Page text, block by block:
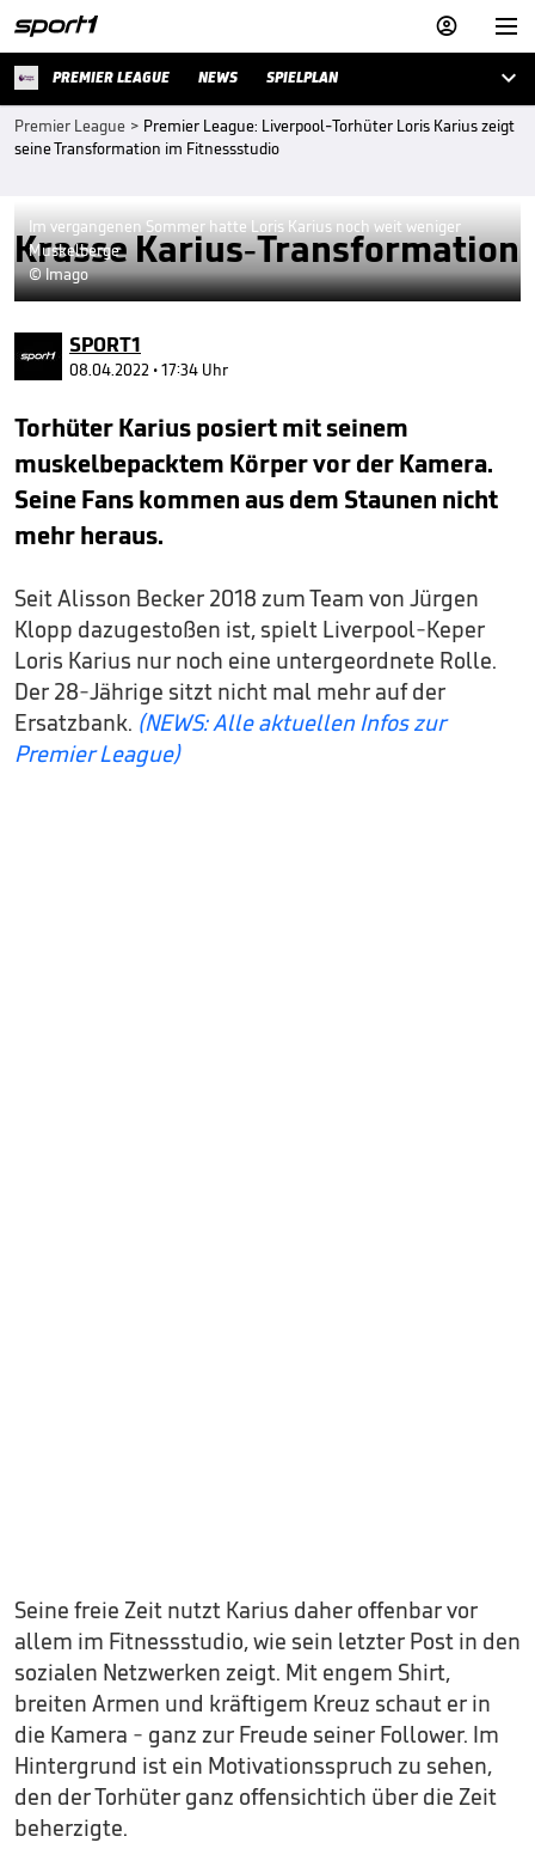


PREMIER LEAGUE NEWS SPIELPLAN 
Premier League > Premier League: Liverpool-Torhüter Loris Karius zeigt
seine Transformation im Fitnessstudio
Krasse Karius-Transformation
Im vergangenen Sommer hatte Loris Karius noch weit weniger
Muskelberge
© Imago
SPORT1
08.04.2022 • 17:34 Uhr
Torhüter Karius posiert mit seinem
muskelbepacktem Körper vor der Kamera.
Seine Fans kommen aus dem Staunen nicht
mehr heraus.
Seit Alisson Becker 2018 zum Team von Jürgen
Klopp dazugestoßen ist, spielt Liverpool-Keper
Loris Karius nur noch eine untergeordnete Rolle.
Der 28-Jährige sitzt nicht mal mehr auf der
Ersatzbank. (NEWS: Alle aktuellen Infos zur
Premier League)
Seine freie Zeit nutzt Karius daher offenbar vor
allem im Fitnessstudio, wie sein letzter Post in den
sozialen Netzwerken zeigt. Mit engem Shirt,
breiten Armen und kräftigem Kreuz schaut er in
die Kamera - ganz zur Freude seiner Follower. Im
Hintergrund ist ein Motivationsspruch zu sehen,
den der Torhüter ganz offensichtich über die Zeit
beherzigte.